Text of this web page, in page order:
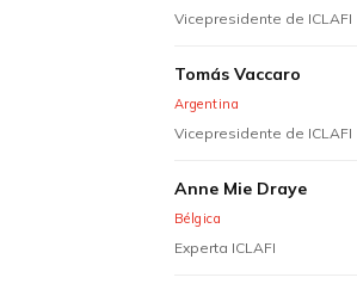
Vicepresidente de ICLAFI
Tomás Vaccaro
Argentina
Vicepresidente de ICLAFI
Anne Mie Draye
Bélgica
Experta ICLAFI